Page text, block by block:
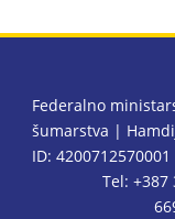
Federalno
šumarstva |
ID: 4200712570001
Tel: +387